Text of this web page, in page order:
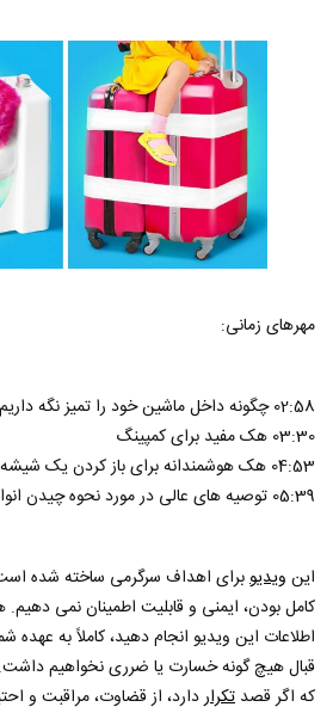
مهرهای زمانی:
02:58 چگونه داخل ماشین خود را تمیز نگه داریم
03:30 هک مفید برای کمپینگ
04:53 هک هوشمندانه برای باز کردن یک شیشه
05:39 توصیه های عالی در مورد نحوه چیدن انواع توت ها از درخت
این ویدیوبرای اهداف سرگرمی ساخته شده
کامل بودن، ایمنی و قابلیت اطمینان نمی دهیم.
اطلاعات این ویدیو انجام دهید، کاملاً به
قبال هیچ گونه خسارت یا ضرری نخواهیم
که اگر قصد تکراردارد، از قضاوت، مراقبت و